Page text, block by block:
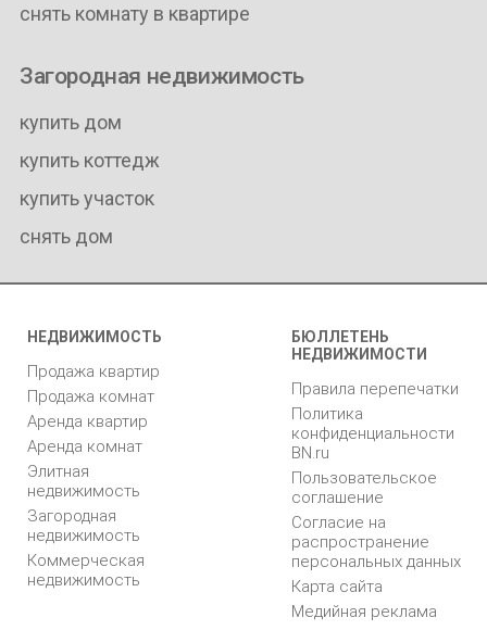
снять комнату в квартире
Загородная недвижимость
купить дом
купить коттедж
купить участок
снять дом
НЕДВИЖИМОСТЬ
Продажа квартир
Продажа комнат
Аренда квартир
Аренда комнат
Элитная
недвижимость
Загородная
недвижимость
Коммерческая
недвижимость
БЮЛЛЕТЕНЬ
НЕДВИЖИМОСТИ
Правила перепечатки
Политика
конфиденциальности
BN.ru
Пользовательское
соглашение
Согласие на
распространение
персональных данных
Карта сайта
Медийная реклама